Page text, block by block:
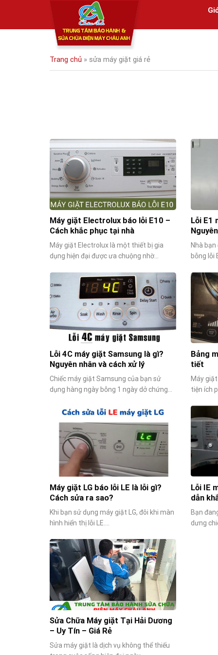
content
Trang chủ » sửa máy giặt giá rẻ
Máy giặt Electrolux báo lỗi E10 –
Cách khắc phục tại nhà
Máy giặt Electrolux là một thiết bị gia
dụng hiện đại được ưa chuộng nhờ...
Lỗi E1
Nhà
bỗng lỗi
Lỗi 4C máy giặt Samsung là gì?
Nguyên nhân và cách xử lý
Chiếc máy giặt Samsung của bạn sử
dụng hàng ngày bỗng 1 ngày dở chứng...
Bảng
tiết
Máy
tiện ích
Máy giặt LG báo lỗi LE là lỗi gì?
Cách sửa ra sao?
Khi bạn sử dụng máy giặt LG, đôi khi màn
hình hiển thị lỗi LE....
Lỗi IE
dẫn
Bạn
dưng
Sửa Chữa Máy giặt Tại Hải Dương
– Uy Tín – Giá Rẻ
Sửa máy giặt là dịch vụ không thể thiếu